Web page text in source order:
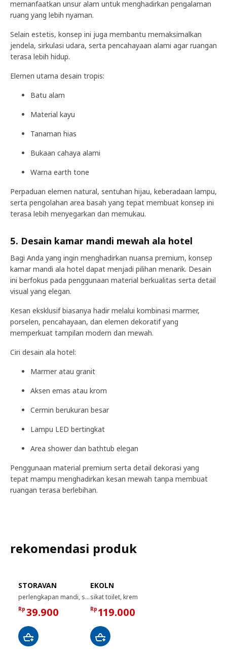
memanfaatkan unsur alam untuk menghadirkan pengalaman
ruang yang lebih nyaman.
Selain estetis, konsep ini juga membantu memaksimalkan
jendela, sirkulasi udara, serta pencahayaan alami agar ruangan
terasa lebih hidup.
Elemen utama desain tropis:
Batu alam
Material kayu
Tanaman hias
Bukaan cahaya alami
Warna earth tone
Perpaduan elemen natural, sentuhan hijau, keberadaan lampu,
serta pengolahan area basah yang tepat membuat konsep ini
terasa lebih menyegarkan dan memukau.
5. Desain kamar mandi mewah ala hotel
Bagi Anda yang ingin menghadirkan nuansa premium, konsep
kamar mandi ala hotel dapat menjadi pilihan menarik. Desain
ini berfokus pada penggunaan material berkualitas serta detail
visual yang elegan.
Kesan eksklusif biasanya hadir melalui kombinasi marmer,
porselen, pencahayaan, dan elemen dekoratif yang
memperkuat tampilan modern dan mewah.
Ciri desain ala hotel:
Marmer atau granit
Aksen emas atau krom
Cermin berukuran besar
Lampu LED bertingkat
Area shower dan bathtub elegan
Penggunaan material premium serta detail dekorasi yang
tepat mampu menghadirkan kesan mewah tanpa membuat
ruangan terasa berlebihan.
rekomendasi produk
STORAVAN
perlengkapan mandi, set isi 3, putih
Rp 39.900
EKOLN
sikat toilet, krem
Rp 119.000